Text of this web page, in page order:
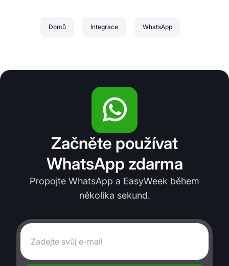
Domů Integrace WhatsApp
Začněte používat
WhatsApp zdarma
Propojte WhatsApp a EasyWeek během
několika sekund.